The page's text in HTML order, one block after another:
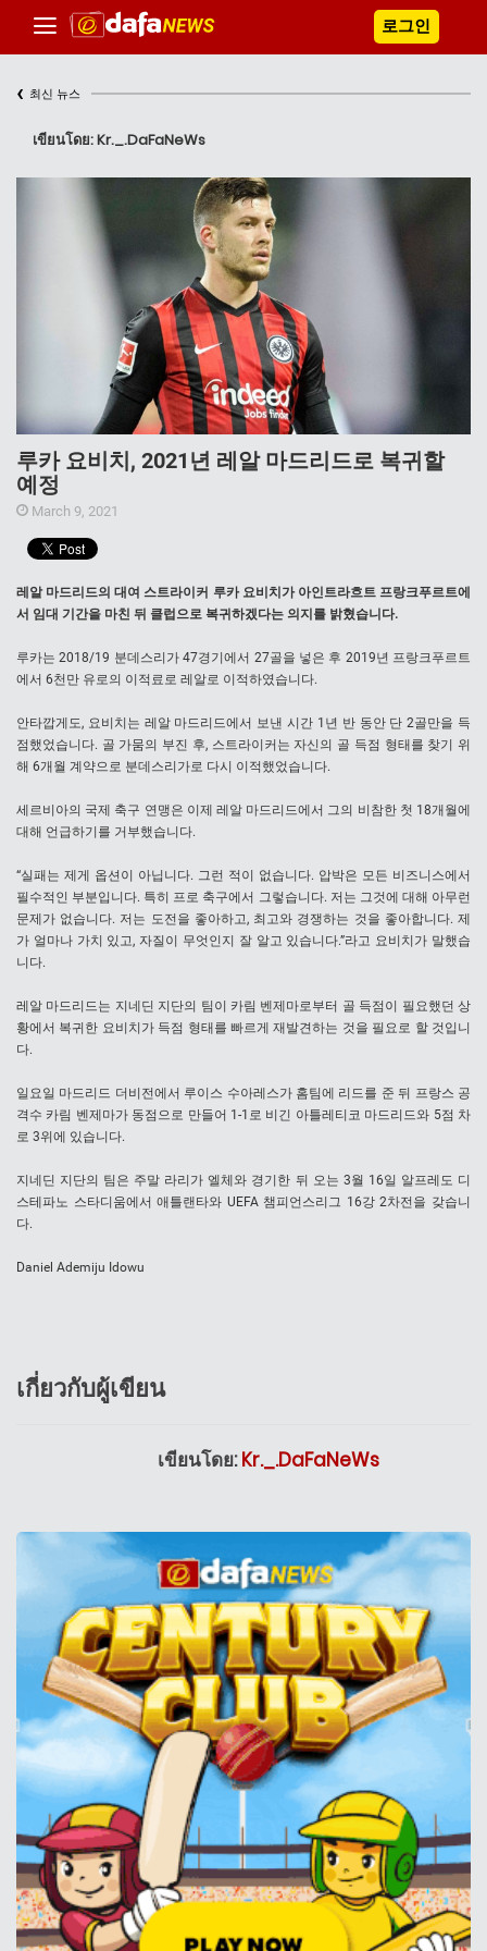
로그인
‹ 최신 뉴스
เขียนโดย: Kr._.DaFaNeWs
루카 요비치, 2021년 레알 마드리드로 복귀할
예정
March 9, 2021
레알 마드리드의 대여 스트라이커 루카 요비치가 아인트라흐트 프랑크푸르트에
서 임대 기간을 마친 뒤 클럽으로 복귀하겠다는 의지를 밝혔습니다.
루카는 2018/19 분데스리가 47경기에서 27골을 넣은 후 2019년 프랑크푸르트
에서 6천만 유로의 이적료로 레알로 이적하였습니다.
안타깝게도, 요비치는 레알 마드리드에서 보낸 시간 1년 반 동안 단 2골만을 득
점했었습니다. 골 가뭄의 부진 후, 스트라이커는 자신의 골 득점 형태를 찾기 위
해 6개월 계약으로 분데스리가로 다시 이적했었습니다.
세르비아의 국제 축구 연맹은 이제 레알 마드리드에서 그의 비참한 첫 18개월에
대해 언급하기를 거부했습니다.
“실패는 제게 옵션이 아닙니다. 그런 적이 없습니다. 압박은 모든 비즈니스에서
필수적인 부분입니다. 특히 프로 축구에서 그렇습니다. 저는 그것에 대해 아무런
문제가 없습니다. 저는 도전을 좋아하고, 최고와 경쟁하는 것을 좋아합니다. 제
가 얼마나 가치 있고, 자질이 무엇인지 잘 알고 있습니다.”라고 요비치가 말했습
니다.
레알 마드리드는 지네딘 지단의 팀이 카림 벤제마로부터 골 득점이 필요했던 상
황에서 복귀한 요비치가 득점 형태를 빠르게 재발견하는 것을 필요로 할 것입니
다.
일요일 마드리드 더비전에서 루이스 수아레스가 홈팀에 리드를 준 뒤 프랑스 공
격수 카림 벤제마가 동점으로 만들어 1-1로 비긴 아틀레티코 마드리드와 5점 차
로 3위에 있습니다.
지네딘 지단의 팀은 주말 라리가 엘체와 경기한 뒤 오는 3월 16일 알프레도 디
스테파노 스타디움에서 애틀랜타와 UEFA 챔피언스리그 16강 2차전을 갖습니
다.
Daniel Ademiju Idowu
เกี่ยวกับผู้เขียน
เขียนโดย:Kr._.DaFaNeWs